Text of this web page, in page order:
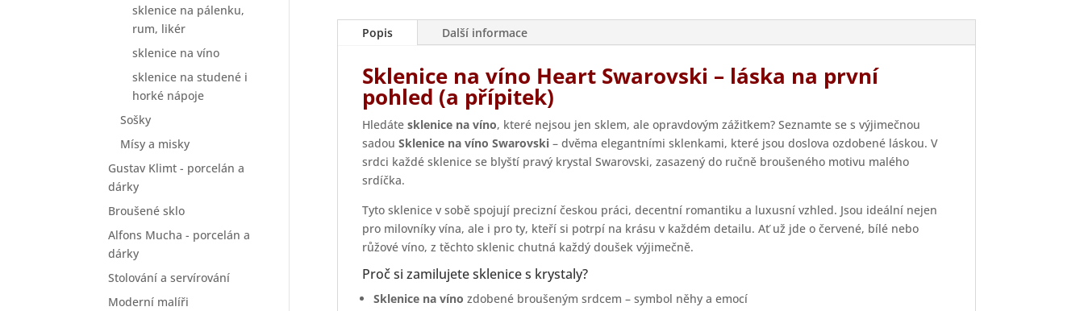
sklenice na pálenku,
rum, likér
sklenice na víno
sklenice na studené i
horké nápoje
Sošky
Mísy a misky
Gustav Klimt - porcelán a
dárky
Broušené sklo
Alfons Mucha - porcelán a
dárky
Stolování a servírování
Moderní malíři
Popis Další informace
Sklenice na víno Heart Swarovski – láska na první
pohled (a přípitek)
Hledáte sklenice na víno, které nejsou jen sklem, ale opravdovým zážitkem? Seznamte se s výjimečnou
sadou Sklenice na víno Swarovski– dvěma elegantními sklenkami, které jsou doslova ozdobené láskou. V
srdci každé sklenice se blyští pravý krystal Swarovski, zasazený do ručně broušeného motivu malého
srdíčka.
Tyto sklenice v sobě spojují precizní českou práci, decentní romantiku a luxusní vzhled. Jsou ideální nejen
pro milovníky vína, ale i pro ty, kteří si potrpí na krásu v každém detailu. Ať už jde o červené, bílé nebo
růžové víno, z těchto sklenic chutná každý doušek výjimečně.
Proč si zamilujete sklenice s krystaly?
Sklenice na víno zdobené broušeným srdcem – symbol něhy a emocí